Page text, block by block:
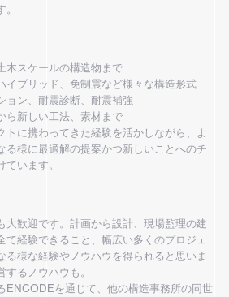
木スケールの構造物まで
イブリッド、免制震など様々な構造形式
ョン、耐震診断、耐震補強
ら新しい工法、素材まで
トに携わってきた経験を活かしながら、よ
る様に最適解の提案かつ新しいことへのチ
います。
大歓迎です。計画から設計、現場監理の建
て経験できること、幅広い多くのプロジェ
る様な経験やノウハウを得られると思いま
るノウハウも。
ENCODEを通じて、他の構造事務所の同世